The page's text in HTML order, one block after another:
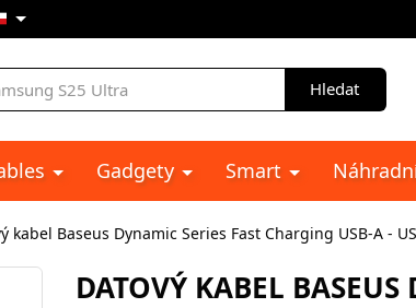
Hledat
Gadgety Smart
kabel Baseus Dynamic Series Fast Charging USB-A -
DATOVÝ KABEL